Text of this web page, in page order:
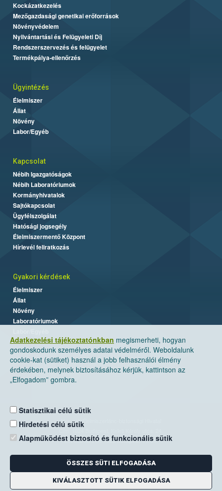
Adatkezelési tájékoztatónkban megismerheti, hogyan
gondoskodunk személyes adatai védelméről. Weboldalunk
cookie-kat (sütiket) használ a jobb felhasználói élmény
érdekében, melynek biztosításához kérjük, kattintson az
„Elfogadom” gombra.
Statisztikai célú sütik
Hirdetési célú sütik
Alapműködést biztosító és funkcionális sütik
ÖSSZES SÜTI ELFOGADÁSA
KIVÁLASZTOTT SÜTIK ELFOGADÁSA
Kockázatkezelés
Mezőgazdasági genetikai erőforrások
Növényvédelem
Nyilvántartási és Felügyeleti Díj
Rendszerszervezés és felügyelet
Termékpálya-ellenőrzés
Ügyintézés
Élelmiszer
Állat
Növény
Labor/Egyéb
Kapcsolat
Nébih Igazgatóságok
Nébih Laboratóriumok
Kormányhivatalok
Sajtókapcsolat
Ügyfélszolgálat
Hatósági jogsegély
Élelmiszermentő Központ
Hírlevél feliratkozás
Gyakori kérdések
Élelmiszer
Állat
Növény
Laboratóriumok
Nemzeti Élelmiszerlánc-biztonsági Hivatal
Levelezési cím: 1525 Budapest. Pf. 30.
E-mail:ugyfelszolgalat@nebih.gov.hu
Zöld szám: 06-80/263-244
Telefon: 06-1/ 336-9000